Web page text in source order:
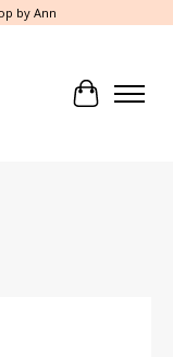
by Ann